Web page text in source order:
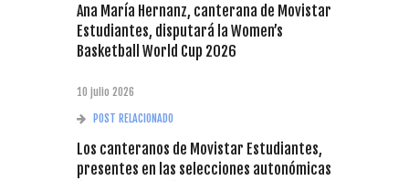
Ana María Hernanz, canterana de Movistar
Estudiantes, disputará la Women’s
Basketball World Cup 2026
10 julio 2026
POST RELACIONADO
Los canteranos de Movistar Estudiantes,
presentes en las selecciones autonómicas